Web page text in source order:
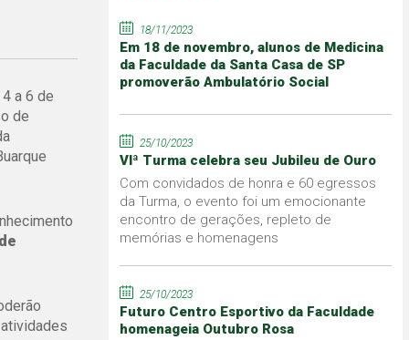
a 6 de
de
18/11/2023
Em 18 de novembro, alunos de Medicina
da Faculdade da Santa Casa de SP
promoverão Ambulatório Social
25/10/2023
VIª Turma celebra seu Jubileu de Ouro
Com convidados de honra e 60 egressos
da Turma, o evento foi um emocionante
encontro de gerações, repleto de
memórias e homenagens
25/10/2023
Futuro Centro Esportivo da Faculdade
homenageia Outubro Rosa